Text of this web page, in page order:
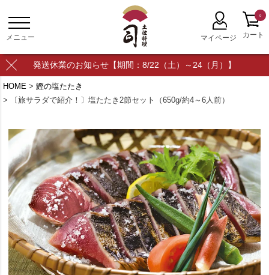
発送休業のお知らせ【期間：8/22（土）～24（月）】
0
HOME
鰹の塩たたき
〔旅サラダで紹介！〕塩たたき2節セット（650g/約4～6人前）